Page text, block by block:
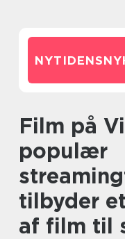
Film på Viaplay er en
populær
tilbyder
af film til